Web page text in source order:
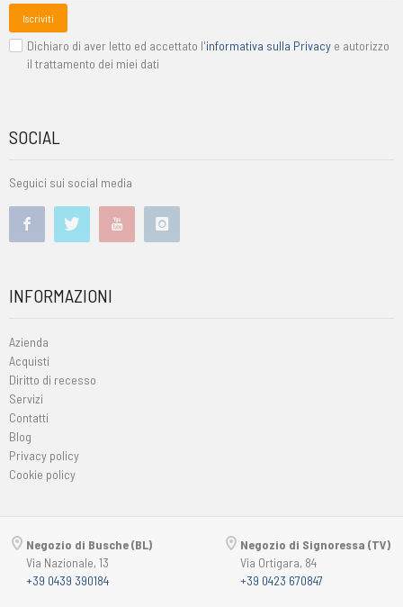
Iscriviti
Dichiaro di aver letto ed accettato l'informativa sulla Privacy e autorizzo
il trattamento dei miei dati
SOCIAL
Seguici sui social media
INFORMAZIONI
Azienda
Acquisti
Diritto di recesso
Servizi
Contatti
Blog
Privacy policy
Cookie policy
Negozio di Busche (BL)
Via Nazionale, 13
+39 0439 390184
Negozio di Signoressa (TV)
Via Ortigara, 84
+39 0423 670847